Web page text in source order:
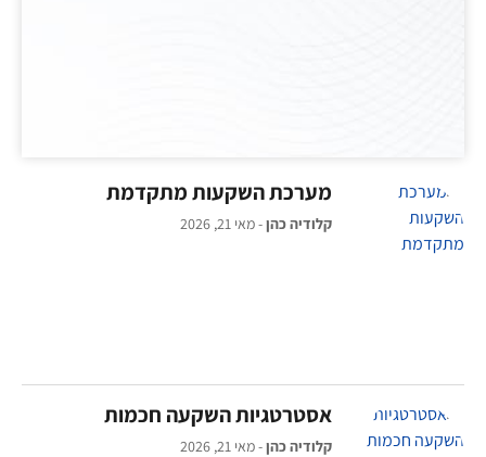
מערכת השקעות מתקדמת
קלודיה כהן מאי 21, 2026
אסטרטגיות השקעה חכמות
קלודיה כהן מאי 21, 2026